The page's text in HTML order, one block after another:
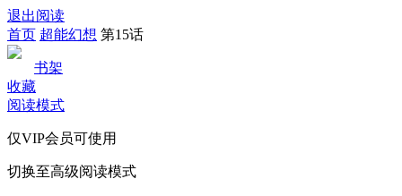
退出阅读
首页 超能幻想 第15话
书架
收藏
阅读模式
仅VIP会员可使用
切换至高级阅读模式